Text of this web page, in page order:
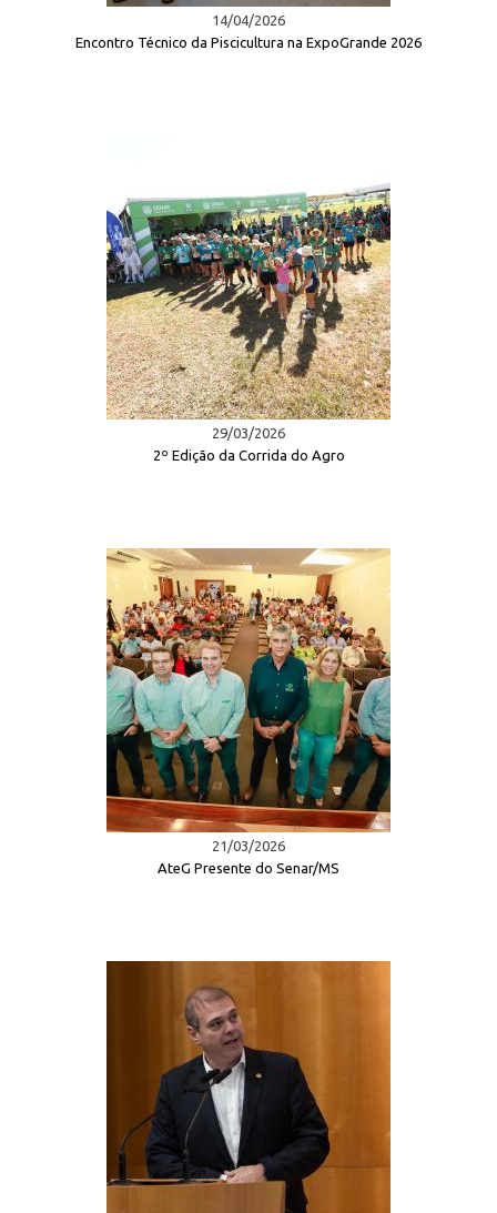
14/04/2026
Encontro Técnico da Piscicultura na ExpoGrande 2026
29/03/2026
2º Edição da Corrida do Agro
21/03/2026
AteG Presente do Senar/MS